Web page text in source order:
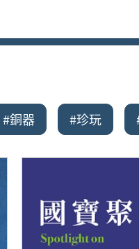
#銅器 #珍玩